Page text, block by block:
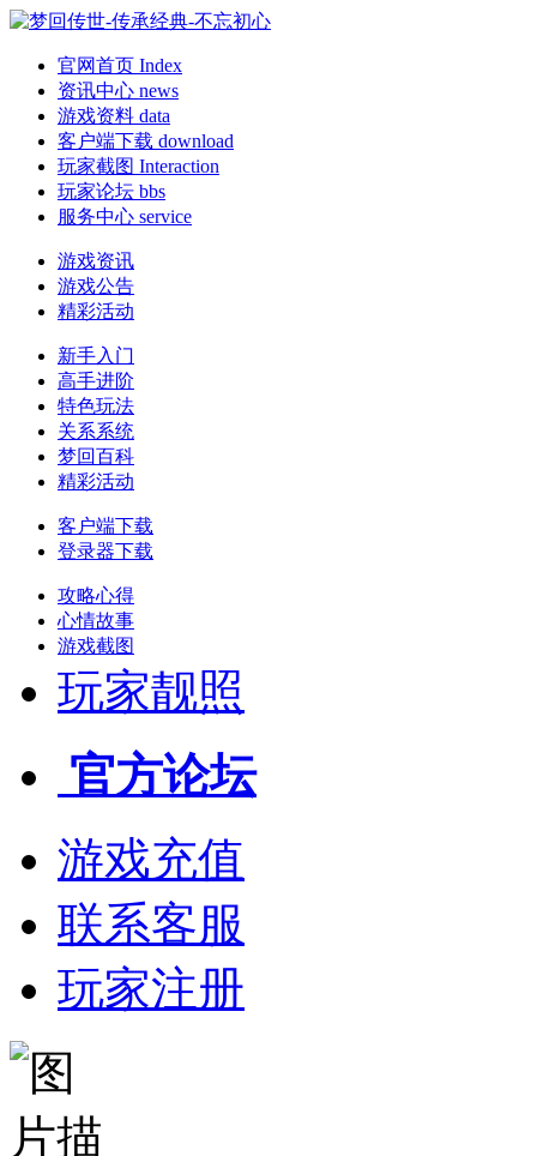
官网首页 Index
资讯中心 news
游戏资料 data
客户端下载 download
玩家截图 Interaction
玩家论坛 bbs
服务中心 service
游戏资讯
游戏公告
精彩活动
新手入门
高手进阶
特色玩法
关系系统
梦回百科
精彩活动
客户端下载
登录器下载
攻略心得
心情故事
游戏截图
玩家靓照
官方论坛
游戏充值
联系客服
玩家注册